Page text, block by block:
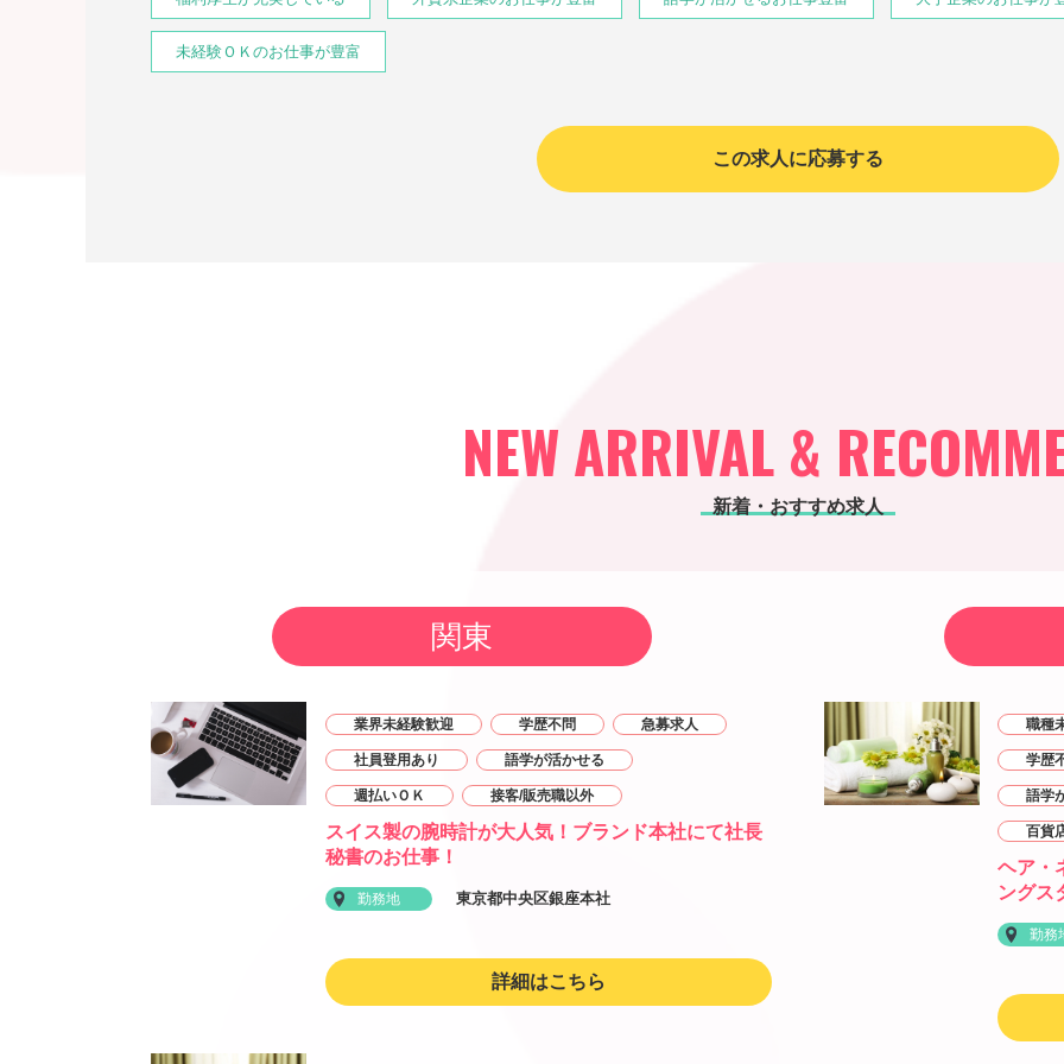
未経験ＯＫのお仕事が豊富
この求人に応募する
NEW ARRIVAL &
新着・おすすめ求人
関東
業界未経験歓迎 学歴不問 急募求人
社員登用あり 語学が活かせる
週払いＯＫ 接客/販売職以外
スイス製の腕時計が大人気！ブランド本社にて社長
秘書のお仕事！
勤務地 東京都中央区銀座本社
詳細はこちら
職種
学歴
語学
百貨
ヘア・
ングス
勤務